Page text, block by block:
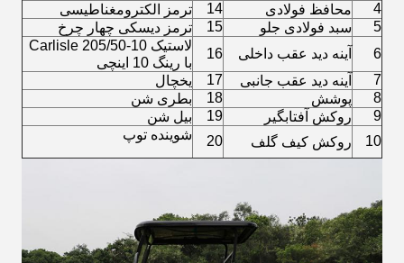
4
محافظ فولادی 14
ترمز الکترومغناطیسی
5
سبد فولادی جلو 15
ترمز دیسکی چهار چرخ
6
آینه دید عقب داخلی 16
لاستیک Carlisle 205/50-10
با رینگ 10 اینچی
7
آینه دید عقب جانبی 17
یخچال
8
پوشش 18
بطری شن
9
روکش آفتابگیر 19
بیل شن
10
روکش کیف گلف 20 شوینده توپ